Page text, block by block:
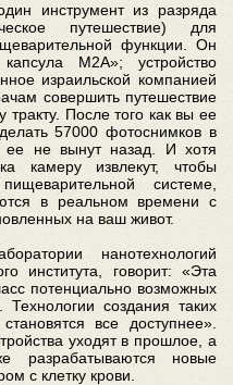
инструмент из разряда
путешествие) для
функции. Он
M2A»; устройство
израильской компанией
совершить путешествие
После того как вы ее
57000 фотоснимков в
ее не вынут назад. И хотя
камеру извлекут, чтобы
системе,
в реальном времени с
на ваш живот.
нанотехнологий
института, говорит: «Эта
потенциально возможных
создания таких
все доступнее».
уходят в прошлое, а
разрабатываются новые
с клетку крови.